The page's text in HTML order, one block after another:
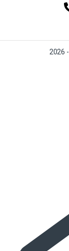
2026